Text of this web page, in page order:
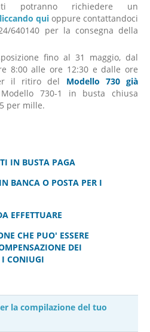
potranno richiedere un
quioppure contattandoci
640140 per la consegna della
fino al 31 maggio, dal
8:00 alle ore 12:30 e dalle ore
il ritiro del Modello 730 già
730-1 in busta chiusa
per mille.
IN BUSTA PAGA
BANCA O POSTA PER I
EFFETTUARE
CHE PUO' ESSERE
DEI
I CONIUGI
la compilazione del tuo